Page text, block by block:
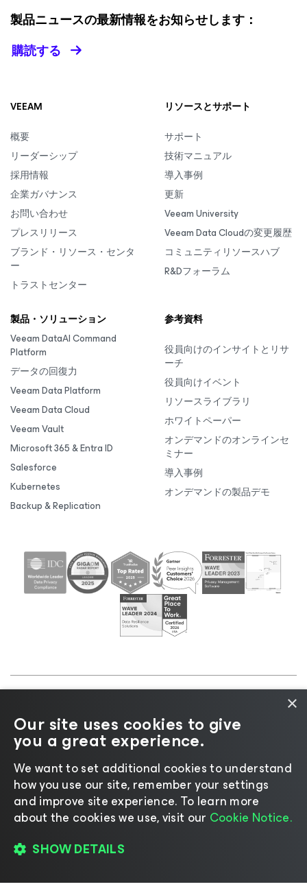
製品ニュースの最新情報をお知らせします：
購読する
VEEAM
概要
リーダーシップ
採用情報
企業ガバナンス
お問い合わせ
プレスリリース
ブランド・リソース・センタ
ー
トラストセンター
リソースとサポート
サポート
技術マニュアル
導入事例
更新
Veeam University
Veeam Data Cloudの変更履歴
コミュニティリソースハブ
R&Dフォーラム
製品・ソリューション
Veeam DataAI Command
Platform
データの回復力
Veeam Data Platform
Veeam Data Cloud
Veeam Vault
Microsoft 365 & Entra ID
Salesforce
Kubernetes
Backup & Replication
参考資料
役員向けのインサイトとリサ
ーチ
役員向けイベント
リソースライブラリ
ホワイトペーパー
オンデマンドのオンラインセ
ミナー
導入事例
オンデマンドの製品デモ
プライバシーに関する通
知|Cookieに関する通知|リーガル| ライセンスポリ
シー| サプライヤーリソース
言語の変更
×
Our site uses cookies to give
you a great experience.
We want to set additional cookies to understand
how you use our site, remember your settings
and improve site experience. ​To learn more
about the cookies we use, visit our Cookie Notice.
SHOW DETAILS